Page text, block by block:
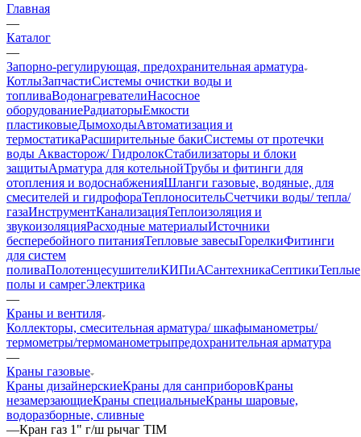
Главная
—
Каталог
—
Запорно-регулирующая, предохранительная арматура
КотлыЗапчастиСистемы очистки воды и
топливаВодонагревателиНасосное
оборудованиеРадиаторыЕмкости
пластиковыеДымоходыАвтоматизация и
термостатикаРасширительные бакиСистемы от протечки
воды Аквасторож/ ГидролокСтабилизаторы и блоки
защитыАрматура для котельнойТрубы и фитинги для
отопления и водоснабженияШланги газовые, водяные, для
смесителей и гидрофораТеплоносительСчетчики воды/ тепла/
газаИнструментКанализацияТеплоизоляция и
звукоизоляцияРасходные материалыИсточники
бесперебойного питанияТепловые завесыГорелкиФитинги
для систем
поливаПолотенцесушителиКИПиАСантехникаСептикиТеплые
полы и самрегЭлектрика
—
Краны и вентиля
Коллекторы, смесительная арматура/ шкафыманометры/
термометры/термоманометрыпредохранительная арматура
—
Краны газовые
Краны дизайнерскиеКраны для санприборовКраны
незамерзающиеКраны специальныеКраны шаровые,
водоразборные, сливные
—Кран газ 1" г/ш рычаг TIM